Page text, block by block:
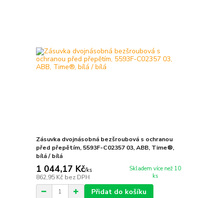
Zásuvka dvojnásobná bezšroubová s ochranou
před přepětím, 5593F-C02357 03, ABB, Time®,
bílá / bílá
1 044,17 Kč/ks
862,95 Kč bez DPH
Skladem více než 10
ks
Přidat do košíku